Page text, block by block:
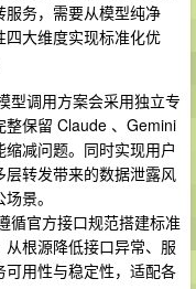
务，需要从模型纯净
大维度实现标准化优
型调用方案会采用独立专
整保留 Claude 、Gemini
减问题。同时实现用户
转发带来的数据泄露风
景。
循官方接口规范搭建标准
根源降低接口异常、服
用性与稳定性，适配各